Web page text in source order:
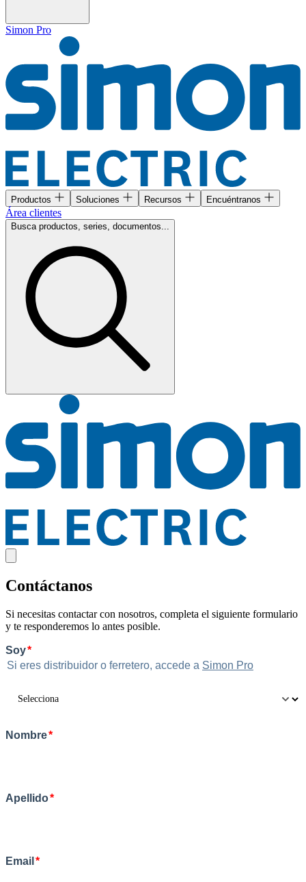
Simon Pro
Productos Soluciones Recursos Encuéntranos
Área clientes
Busca productos, series, documentos...
Contáctanos
Si necesitas contactar con nosotros, completa el siguiente formulario
y te responderemos lo antes posible.
Soy*
Si eres distribuidor o ferretero, accede a Simon Pro
Nombre*
Apellido*
Email *